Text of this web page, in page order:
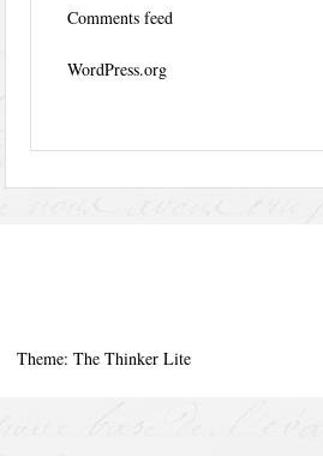
Comments feed
WordPress.org
Theme: The Thinker Lite